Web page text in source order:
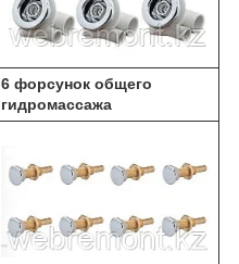
6 форсунок общего
гидромассажа